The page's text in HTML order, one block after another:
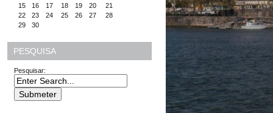
15
16 17 18 19 20
21
22
23 24 25 26 27
28
29
30
PESQUISA
Pesquisar: